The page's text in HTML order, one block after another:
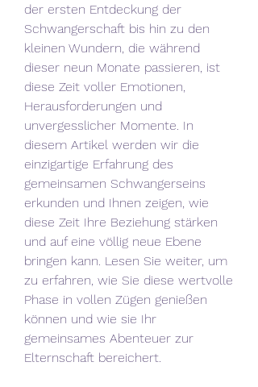
der ersten Entdeckung der
Schwangerschaft bis hin zu den
kleinen Wundern, die während
dieser neun Monate passieren, ist
diese Zeit voller Emotionen,
Herausforderungen und
unvergesslicher Momente. In
diesem Artikel werden wir die
einzigartige Erfahrung des
gemeinsamen Schwangerseins
erkunden und Ihnen zeigen, wie
diese Zeit Ihre Beziehung stärken
und auf eine völlig neue Ebene
bringen kann. Lesen Sie weiter, um
zu erfahren, wie Sie diese wertvolle
Phase in vollen Zügen genießen
können und wie sie Ihr
gemeinsames Abenteuer zur
Elternschaft bereichert.